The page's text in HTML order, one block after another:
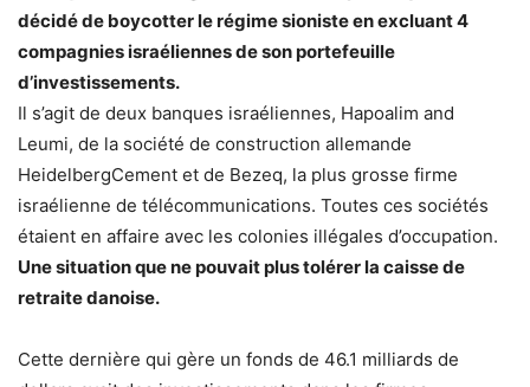
décidé de boycotter le régime sioniste en excluant 4
compagnies israéliennes de son portefeuille
d’investissements.
Il s’agit de deux banques israéliennes, Hapoalim and
Leumi, de la société de construction allemande
HeidelbergCement et de Bezeq, la plus grosse firme
israélienne de télécommunications. Toutes ces sociétés
étaient en affaire avec les colonies illégales d’occupation.
Une situation que ne pouvait plus tolérer la caisse de
retraite danoise.
Cette dernière qui gère un fonds de 46.1 milliards de